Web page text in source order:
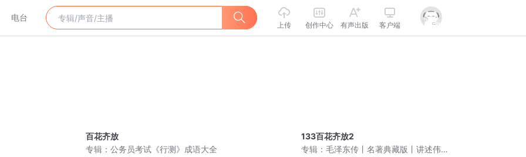
电台
上传 创作中心 有声出版 客户端
百花齐放
专辑：公务员考试《行测》成语大全
133百花齐放2
专辑：毛泽东传丨名著典藏版丨讲述伟